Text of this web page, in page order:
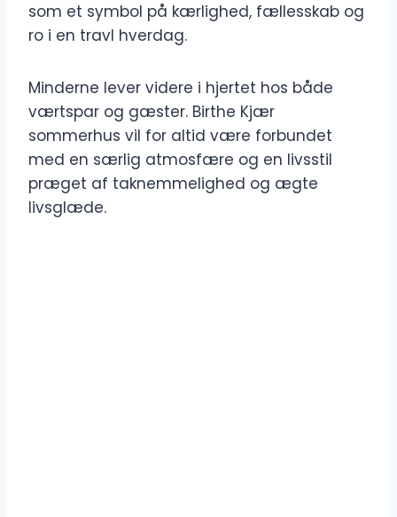
som et symbol på kærlighed, fællesskab og
ro i en travl hverdag.
Minderne lever videre i hjertet hos både
værtspar og gæster. Birthe Kjær
sommerhus vil for altid være forbundet
med en særlig atmosfære og en livsstil
præget af taknemmelighed og ægte
livsglæde.